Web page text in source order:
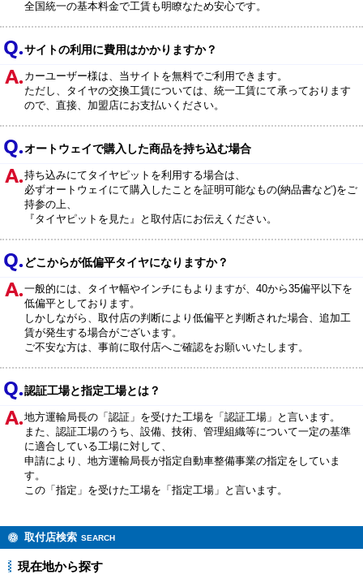
全国統一の基本料金で工賃も明瞭なため安心です。
サイトの利用に費用はかかりますか？
カーユーザー様は、当サイトを無料でご利用できます。
ただし、タイヤの交換工賃については、統一工賃にて承っております
ので、直接、加盟店にお支払いください。
オートウェイで購入した商品を持ち込む場合
持ち込みにてタイヤピットを利用する場合は、
必ずオートウェイにて購入したことを証明可能なもの(納品書など)をご
持参の上、
『タイヤピットを見た』と取付店にお伝えください。
どこからが低偏平タイヤになりますか？
一般的には、タイヤ幅やインチにもよりますが、40から35偏平以下を
低偏平としております。
しかしながら、取付店の判断により低偏平と判断された場合、追加工
賃が発生する場合がございます。
ご不安な方は、事前に取付店へご確認をお願いいたします。
認証工場と指定工場とは？
地方運輸局長の「認証」を受けた工場を「認証工場」と言います。
また、認証工場のうち、設備、技術、管理組織等について一定の基準
に適合している工場に対して、
申請により、地方運輸局長が指定自動車整備事業の指定をしていま
す。
この「指定」を受けた工場を「指定工場」と言います。
取付店検索 SEARCH
現在地から探す